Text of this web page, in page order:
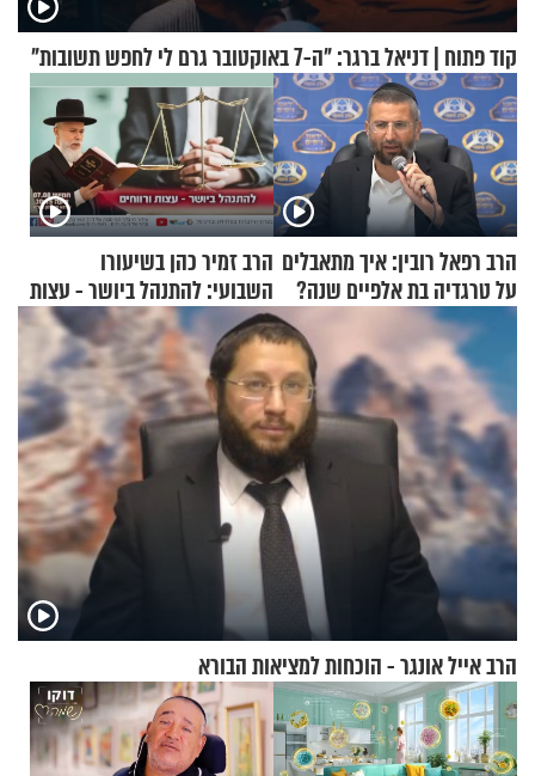
קוד פתוח | דניאל ברגר: "ה-7 באוקטובר גרם לי לחפש תשובות"
הרב רפאל רובין: איך מתאבלים
על טרגדיה בת אלפיים שנה?
הרב זמיר כהן בשיעורו
השבועי: להתנהל ביושר - עצות
ורווחים
הרב אייל אונגר - הוכחות למציאות הבורא